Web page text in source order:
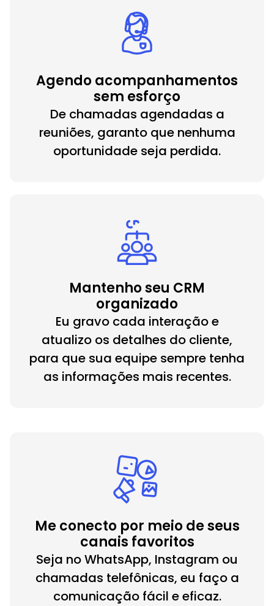
Agendo acompanhamentos
sem esforço
De chamadas agendadas a
reuniões, garanto que nenhuma
oportunidade seja perdida.
Mantenho seu CRM
organizado
Eu gravo cada interação e
atualizo os detalhes do cliente,
para que sua equipe sempre tenha
as informações mais recentes.
Me conecto por meio de seus
canais favoritos
Seja no WhatsApp, Instagram ou
chamadas telefônicas, eu faço a
comunicação fácil e eficaz.